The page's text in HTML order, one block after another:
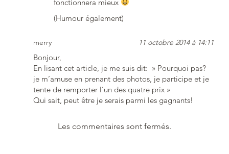
fonctionnera mieux
(Humour également)
merry 11 octobre 2014 à 14:11
Bonjour,
En lisant cet article, je me suis dit: » Pourquoi pas?
je m’amuse en prenant des photos, je participe et je
tente de remporter l’un des quatre prix »
Qui sait, peut être je serais parmi les gagnants!
Les commentaires sont fermés.